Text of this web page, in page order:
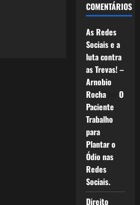
COMENTÁRIOS
As Redes
Sociais e a
luta contra
as Trevas! –
Arnobio
Rochaem O
Paciente
Trabalho
para
Plantar o
Ódio nas
Redes
Sociais.
Direito